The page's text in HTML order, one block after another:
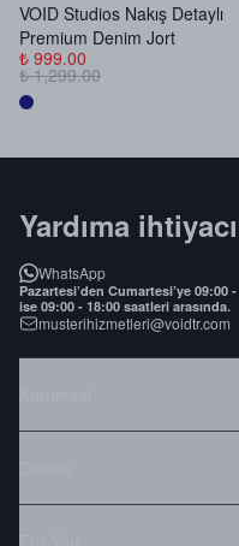
VOID Studios Nakış Detaylı
Premium Denim Jort
₺ 999.00
₺ 1,299.00
Yardıma
WhatsApp
Pazartesi’den Cumartesi’ye 09:00
ise 09:00 - 18:00 saatleri arasında.
musterihizmetleri@voidtr.com